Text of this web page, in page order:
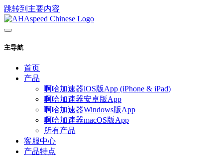
跳转到主要内容
主导航
首页
产品
啊哈加速器iOS版App (iPhone & iPad)
啊哈加速器安卓版App
啊哈加速器Windows版App
啊哈加速器macOS版App
所有产品
客服中心
产品特点